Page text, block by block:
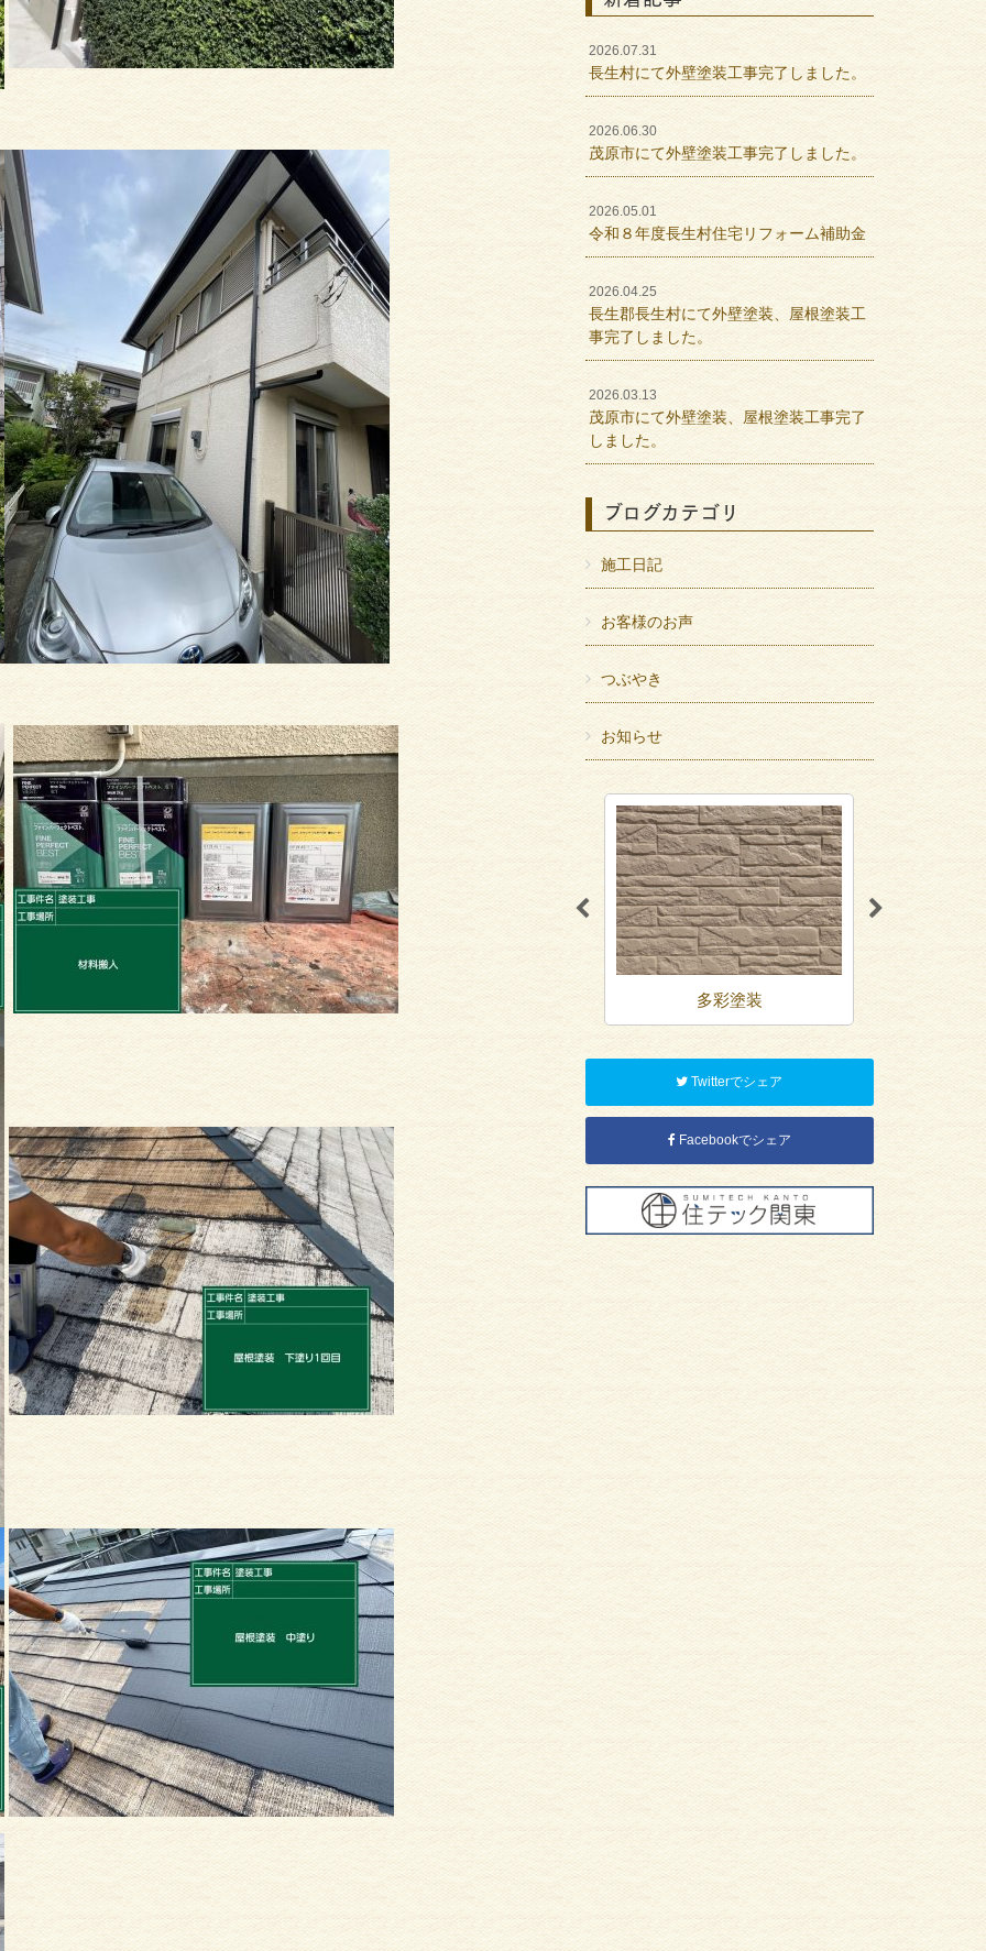
2026.07.31
長生村にて外壁塗装工事完了しました。
2026.06.30
茂原市にて外壁塗装工事完了しました。
2026.05.01
令和８年度長生村住宅リフォーム補助金
2026.04.25
長生郡長生村にて外壁塗装、屋根塗装工
事完了しました。
2026.03.13
茂原市にて外壁塗装、屋根塗装工事完了
しました。
ブログカテゴリ
施工日記
お客様のお声
つぶやき
お知らせ
外壁塗装 多彩塗装 屋根塗装
Twitterでシェア
Facebookでシェア